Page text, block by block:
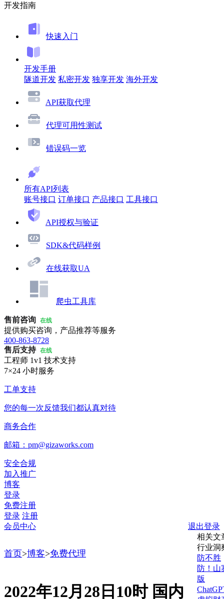
开发指南
快速入门
开发手册
隧道开发 私密开发 独享开发 海外开发
API获取代理
代理可用性测试
错误码一览
所有API列表
账号接口 订单接口 产品接口 工具接口
API授权与验证
SDK&代码样例
在线获取UA
爬虫工具库
售前咨询 在线
提供购买咨询，产品推荐等服务
400-863-8728
售后支持 在线
工程师 1v1 技术支持
7×24 小时服务
工单支持
您的每一次反馈我们都认真对待
商务合作
邮箱：pm@gizaworks.com
安全合规
加入推广
博客
登录
免费注册
登录 注册
会员中心
退出登录
首页>博客>免费代理
2022年12月28日10时 国内
相关文
行业洞
防不胜
防！山
版